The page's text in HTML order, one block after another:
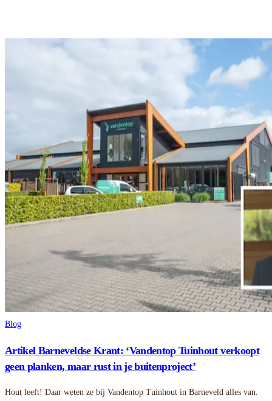
Blog
Artikel Barneveldse Krant: ‘Vandentop Tuinhout verkoopt
geen planken, maar rust in je buitenproject’
Hout leeft! Daar weten ze bij Vandentop Tuinhout in Barneveld alles van.